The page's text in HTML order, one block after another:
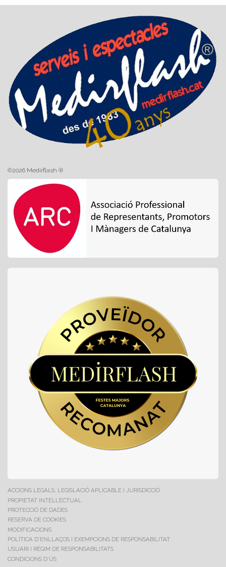
©2026 Medirflash ®
ACCIONS LEGALS, LEGISLACIÓ APLICABLE I JURISDICCIÓ
PROPIETAT INTEL·LECTUAL
PROTECCIÓ DE DADES
RESERVA DE COOKIES
MODIFICACIONS
POLÍTICA D'ENLLAÇOS I EXEMPCIONS DE RESPONSABILITAT
USUARI I RÈGIM DE RESPONSABILITATS
CONDICIONS D'ÚS